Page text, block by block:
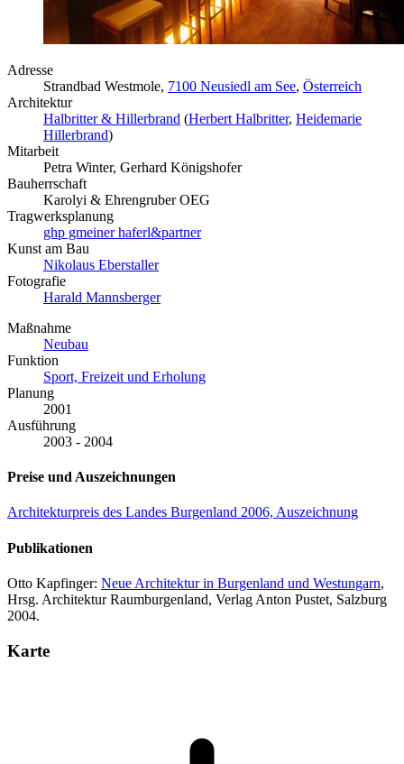
Adresse
Strandbad Westmole, 7100 Neusiedl am See, Österreich
Architektur
Halbritter & Hillerbrand (Herbert Halbritter, Heidemarie
Hillerbrand)
Mitarbeit
Petra Winter, Gerhard Königshofer
Bauherrschaft
Karolyi & Ehrengruber OEG
Tragwerksplanung
ghp gmeiner haferl&partner
Kunst am Bau
Nikolaus Eberstaller
Fotografie
Harald Mannsberger
Maßnahme
Neubau
Funktion
Sport, Freizeit und Erholung
Planung
2001
Ausführung
2003 - 2004
Preise und Auszeichnungen
Architekturpreis des Landes Burgenland 2006, Auszeichnung
Publikationen
Otto Kapfinger: Neue Architektur in Burgenland und Westungarn,
Hrsg. Architektur Raumburgenland, Verlag Anton Pustet, Salzburg
2004.
Karte